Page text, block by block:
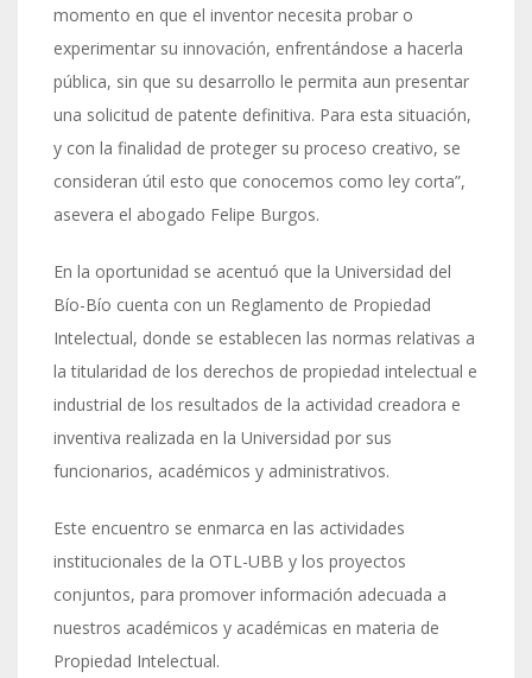
momento en que el inventor necesita probar o
experimentar su innovación, enfrentándose a hacerla
pública, sin que su desarrollo le permita aun presentar
una solicitud de patente definitiva. Para esta situación,
y con la finalidad de proteger su proceso creativo, se
consideran útil esto que conocemos como ley corta”,
asevera el abogado Felipe Burgos.
En la oportunidad se acentuó que la Universidad del
Bío-Bío cuenta con un Reglamento de Propiedad
Intelectual, donde se establecen las normas relativas a
la titularidad de los derechos de propiedad intelectual e
industrial de los resultados de la actividad creadora e
inventiva realizada en la Universidad por sus
funcionarios, académicos y administrativos.
Este encuentro se enmarca en las actividades
institucionales de la OTL-UBB y los proyectos
conjuntos, para promover información adecuada a
nuestros académicos y académicas en materia de
Propiedad Intelectual.